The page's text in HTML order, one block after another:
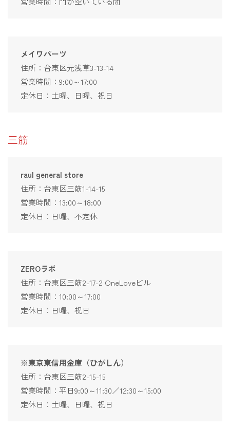
メイワパーツ
住所：台東区元浅草3-13-14
営業時間：9:00～17:00
定休日：土曜、日曜、祝日
三筋
raul general store
住所：台東区三筋1-14-15
営業時間：13:00～18:00
定休日：日曜、不定休
ZEROラボ
住所：台東区三筋2-17-2 OneLoveビル
営業時間：10:00～17:00
定休日：日曜、祝日
※東京東信用金庫（ひがしん）
住所：台東区三筋2-15-15
営業時間：平日9:00～11:30／12:30～15:00
定休日：土曜、日曜、祝日